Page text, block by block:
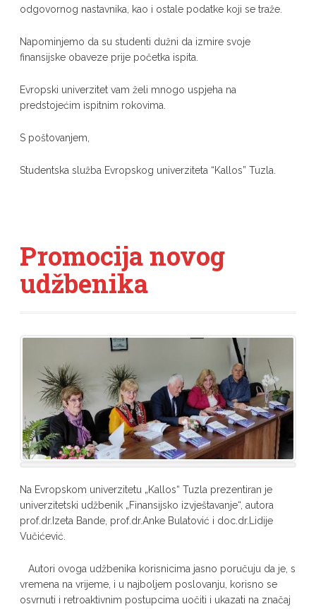
odgovornog nastavnika, kao i ostale podatke koji se traže.
Napominjemo da su studenti dužni da izmire svoje
finansijske obaveze prije početka ispita.
Evropski univerzitet vam želi mnogo uspjeha na
predstojećim ispitnim rokovima.
S poštovanjem,
Studentska služba Evropskog univerziteta “Kallos” Tuzla.
Promocija novog
udžbenika
Na Evropskom univerzitetu „Kallos“ Tuzla prezentiran je
univerzitetski udžbenik „Finansijsko izvještavanje“, autora
prof.dr.Izeta Bande, prof.dr.Anke Bulatović i doc.dr.Lidije
Vučićević.
Autori ovoga udžbenika korisnicima jasno poručuju da je, s
vremena na vrijeme, i u najboljem poslovanju, korisno se
osvrnuti i retroaktivnim postupcima uočiti i ukazati na značaj